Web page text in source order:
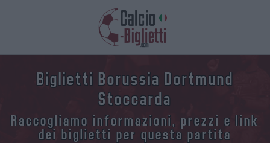
Biglietti Borussia Dortmund
Stoccarda
Raccogliamo informazioni, prezzi e link
dei biglietti per questa partita